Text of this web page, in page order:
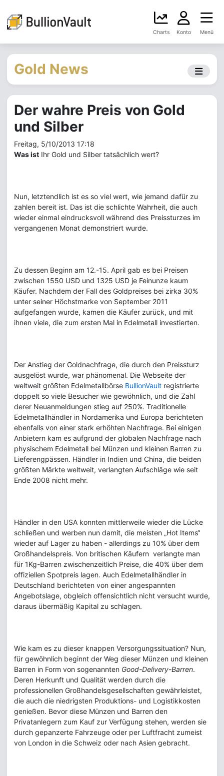
Charts Konto Menü
Gold News
Der wahre Preis von Gold
und Silber
Freitag, 5/10/2013 17:18
Was ist Ihr Gold und Silber tatsächlich wert?
Nun, letztendlich ist es so viel wert, wie jemand dafür zu
zahlen bereit ist. Das ist die schlichte Wahrheit, die auch
wieder einmal eindrucksvoll während des Preissturzes im
vergangenen Monat demonstriert wurde.
Zu dessen Beginn am 12.-15. April gab es bei Preisen
zwischen 1550 USD und 1325 USD je Feinunze kaum
Käufer. Nachdem der Fall des Goldpreises bei zirka 30%
unter seiner Höchstmarke von September 2011
aufgefangen wurde, kamen die Käufer zurück, und mit
ihnen viele, die zum ersten Mal in Edelmetall investierten.
Der Anstieg der Goldnachfrage, die durch den Preissturz
ausgelöst wurde, war phänomenal. Die Webseite der
weltweit größten Edelmetallbörse BullionVault registrierte
doppelt so viele Besucher wie gewöhnlich, und die Zahl
derer Neuanmeldungen stieg auf 250%. Traditionelle
Edelmetallhändler in Nordamerika und Europa berichteten
ebenfalls von einer stark erhöhten Nachfrage. Bei einigen
Anbietern kam es aufgrund der globalen Nachfrage nach
physischem Edelmetall bei Münzen und kleinen Barren zu
Lieferengpässen. Händler in Indien und China, die beiden
größten Märkte weltweit, verlangten Aufschläge wie seit
Ende 2008 nicht mehr.
Händler in den USA konnten mittlerweile wieder die Lücke
schließen und werben nun damit, die meisten „Hot Items“
wieder auf Lager zu haben - allerdings zu 10% über dem
Großhandelspreis. Von britischen Käufern verlangte man
für 1Kg-Barren zwischenzeitlich Preise, die 40% über dem
offiziellen Spotpreis lagen. Auch Edelmetallhändler in
Deutschland berichteten von einer angespannten
Angebotslage, obgleich offensichtlich nicht versucht wurde,
daraus übermäßig Kapital zu schlagen.
Wie kam es zu dieser knappen Versorgungssituation? Nun,
für gewöhnlich beginnt der Weg dieser Münzen und kleinen
Barren in Form von sogenannten Good-Delivery-Barren.
Deren Herkunft und Qualität werden durch die
professionellen Großhandelsgesellschaften gewährleistet,
die auch die niedrigsten Produktions- und Logistikkosten
genießen. Bevor diese Münzen und Barren den
Privatanlegern zum Kauf zur Verfügung stehen, werden sie
durch gepanzerte Fahrzeuge oder per Luftfracht zumeist
von London in die Schweiz oder nach Asien gebracht.